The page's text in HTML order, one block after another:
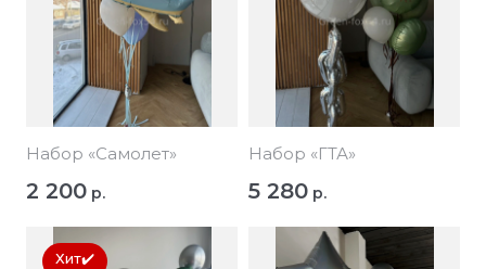
Набор «Самолет»
2 200 р.
Набор «ГТА»
5 280 р.
Хит✔️